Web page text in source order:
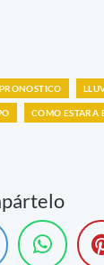
PRONOSTICO
COMO ESTARA